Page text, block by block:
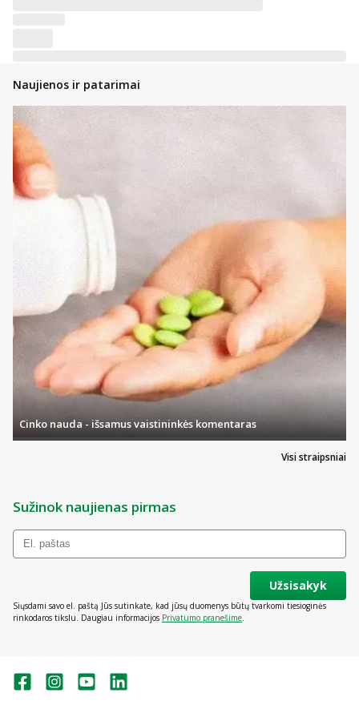
Naujienos ir patarimai
Visi straipsniai
Cinko nauda - išsamus vaistininkės komentaras
Sužinok naujienas pirmas
Užsisakyk
Siųsdami savo el. paštą Jūs sutinkate, kad jūsų duomenys būtų tvarkomi tiesioginės
rinkodaros tikslu. Daugiau informacijos Privatumo pranešime.